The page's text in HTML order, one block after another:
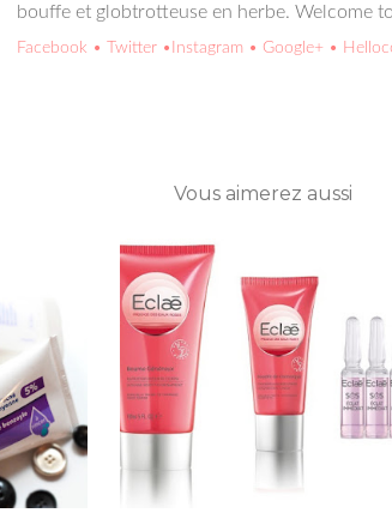
bouffe et globtrotteuse en herbe. Welcome
Facebook • Twitter •Instagram • Google+ •
Vous aimerez aussi